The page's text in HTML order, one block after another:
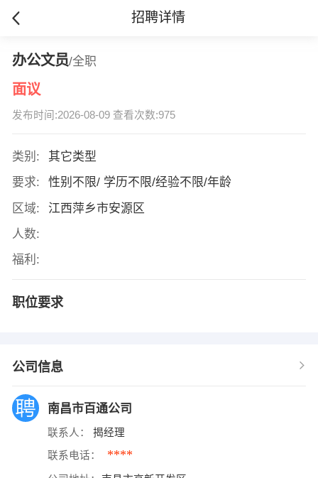
招聘详情
办公文员/全职
面议
发布时间:2026-08-09 查看次数:975
类别:
其它类型
要求:
性别不限/ 学历不限/经验不限/年龄
区域:
江西萍乡市安源区
人数:
福利:
职位要求
公司信息
南昌市百通公司
联系人： 揭经理
联系电话： ****